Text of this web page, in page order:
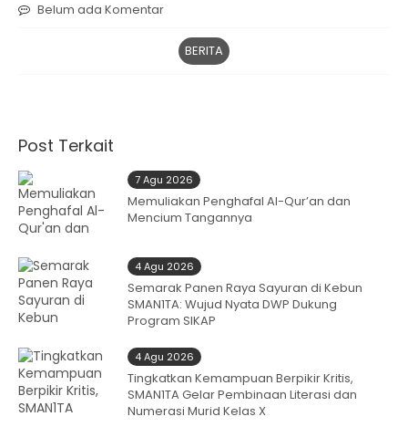
Belum ada Komentar
BERITA
Post Terkait
7 Agu 2026
Memuliakan Penghafal Al-Qur’an dan
Mencium Tangannya
4 Agu 2026
Semarak Panen Raya Sayuran di Kebun
SMAN1TA: Wujud Nyata DWP Dukung
Program SIKAP
4 Agu 2026
Tingkatkan Kemampuan Berpikir Kritis,
SMAN1TA Gelar Pembinaan Literasi dan
Numerasi Murid Kelas X